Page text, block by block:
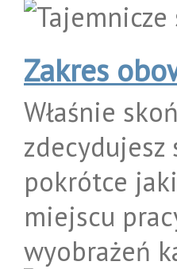
Zakres
Właśnie
zdecydujesz
pokrótce
miejscu
wyobrażeń